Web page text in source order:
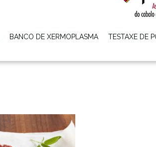
BANCO DE XERMOPLASMA TESTAXE DE